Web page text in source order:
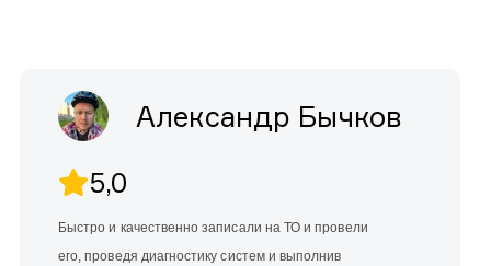
Александр Бычков
5,0
Быстро и качественно записали на ТО и провели
его, проведя диагностику систем и выполнив